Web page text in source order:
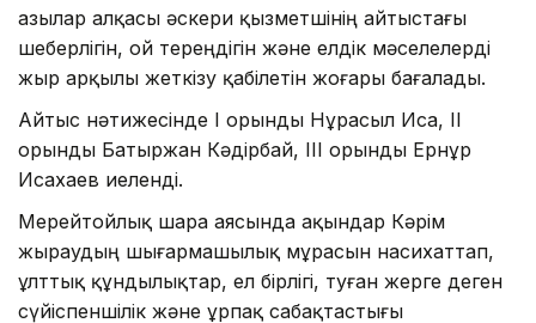
Қазылар алқасы әскери қызметшінің айтыстағы
шеберлігін, ой тереңдігін және елдік мәселелерді
жыр арқылы жеткізу қабілетін жоғары бағалады.
Айтыс нәтижесінде І орынды Нұрасыл Иса, ІІ
орынды Батыржан Кәдірбай, ІІІ орынды Ернұр
Исахаев иеленді.
Мерейтойлық шара аясында ақындар Кәрім
жыраудың шығармашылық мұрасын насихаттап,
ұлттық құндылықтар, ел бірлігі, туған жерге деген
сүйіспеншілік және ұрпақ сабақтастығы